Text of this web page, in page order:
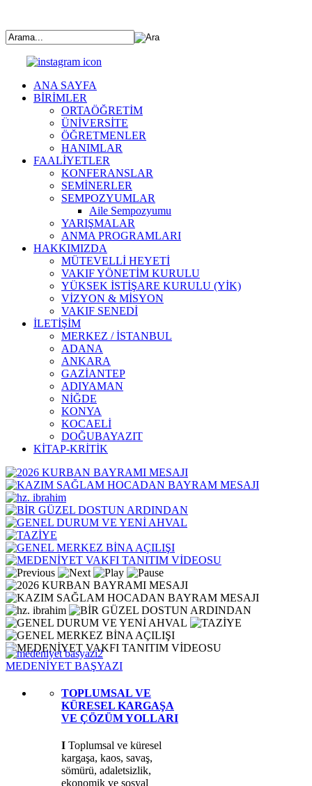
ANA SAYFA
BİRİMLER
ORTAÖĞRETİM
ÜNİVERSİTE
ÖĞRETMENLER
HANIMLAR
FAALİYETLER
KONFERANSLAR
SEMİNERLER
SEMPOZYUMLAR
Aile Sempozyumu
YARIŞMALAR
ANMA PROGRAMLARI
HAKKIMIZDA
MÜTEVELLİ HEYETİ
VAKIF YÖNETİM KURULU
YÜKSEK İSTİŞARE KURULU (YİK)
VİZYON & MİSYON
VAKIF SENEDİ
İLETİŞİM
MERKEZ / İSTANBUL
ADANA
ANKARA
GAZİANTEP
ADIYAMAN
NİĞDE
KONYA
KOCAELİ
DOĞUBAYAZIT
KİTAP-KRİTİK
MEDENİYET BAŞYAZI
TOPLUMSAL VE
KÜRESEL KARGAŞA
VE ÇÖZÜM YOLLARI
I Toplumsal ve küresel
kargaşa, kaos, savaş,
sömürü, adaletsizlik,
ekonomik ve sosyal